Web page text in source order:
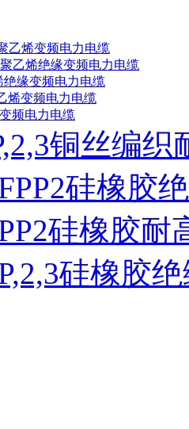
乙烯变频电力电缆
乙烯绝缘变频电力电缆
绝缘变频电力电缆
烯变频电力电缆
频电力电缆
铜丝编
硅橡胶
硅橡胶
硅橡胶